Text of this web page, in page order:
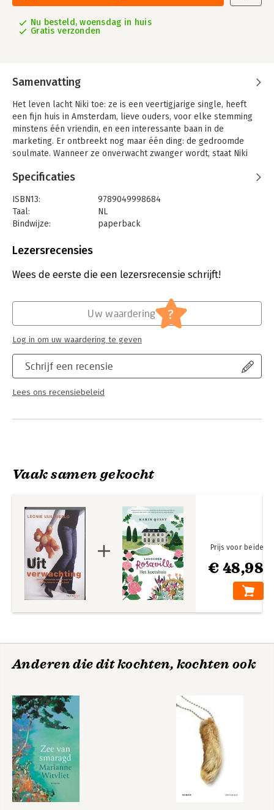
Nu besteld, woensdag in huis
Gratis verzonden
Samenvatting
Het leven lacht Niki toe: ze is een veertigjarige single, heeft
een fijn huis in Amsterdam, lieve ouders, voor elke stemming
minstens één vriendin, en een interessante baan in de
marketing. Er ontbreekt nog maar één ding: de gedroomde
soulmate. Wanneer ze onverwacht zwanger wordt, staat Niki
houden. De verwachtingen die Niki had van het leven, de liefde
moment dat Niki haar keuze heeft gemaakt, zet een ingrijpende
gebeurtenis opnieuw haar leven op zijn kop. Uit verwachting is
een
vrouw die midden in het leven staat. Leonie van Mierlo weet als
haar alter ego indringend en met humor te verwoorden. Een
Specificaties
ISBN13:
9789049998684
Taal:
NL
Bindwijze:
paperback
Uitgever:
Verschijningsdatum:
18-8-2011
Literatuur en romans
Lezersrecensies
Wees de eerste die een lezersrecensie schrijft!
Schrijf een recensie
Lees ons recensiebeleid
Uw waardering ?
Log in om uw waardering te geven
Vaak samen gekocht
€ 48,98
Prijs voor beide
Anderen die dit kochten, kochten ook